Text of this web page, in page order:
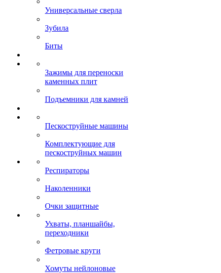
Универсальные сверла
Зубила
Биты
Зажимы для переноски
каменных плит
Подъемники для камней
Пескоструйные машины
Комплектующие для
пескоструйных машин
Респираторы
Наколенники
Очки защитные
Ухваты, планшайбы,
переходники
Фетровые круги
Хомуты нейлоновые